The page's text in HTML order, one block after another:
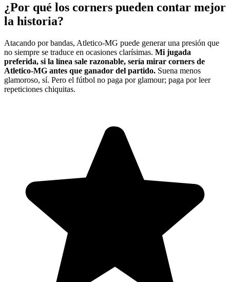
¿Por qué los corners pueden contar mejor
la historia?
Atacando por bandas, Atletico-MG puede generar una presión que
no siempre se traduce en ocasiones clarísimas. Mi jugada
preferida, si la línea sale razonable, sería mirar corners de
Atletico-MG antes que ganador del partido. Suena menos
glamoroso, sí. Pero el fútbol no paga por glamour; paga por leer
repeticiones chiquitas.